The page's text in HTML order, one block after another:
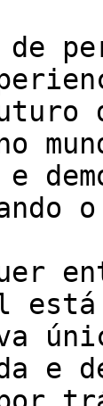
de
e